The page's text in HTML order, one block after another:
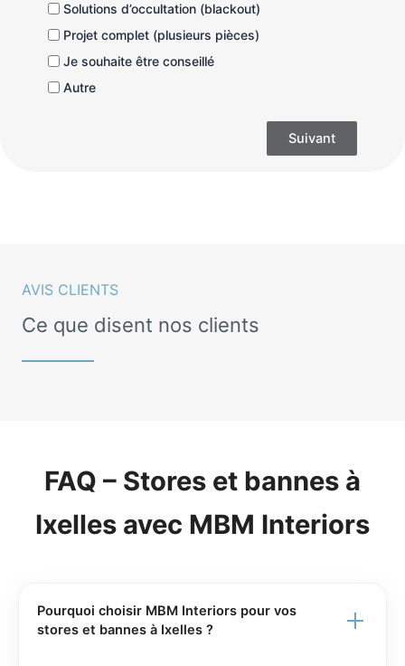
Solutions d’occultation (blackout)
Projet complet (plusieurs pièces)
Je souhaite être conseillé
Autre
Suivant
AVIS CLIENTS
Ce que disent nos clients
FAQ – Stores et bannes à
Ixelles avec MBM Interiors
Pourquoi choisir MBM Interiors pour vos
stores et bannes à Ixelles ?